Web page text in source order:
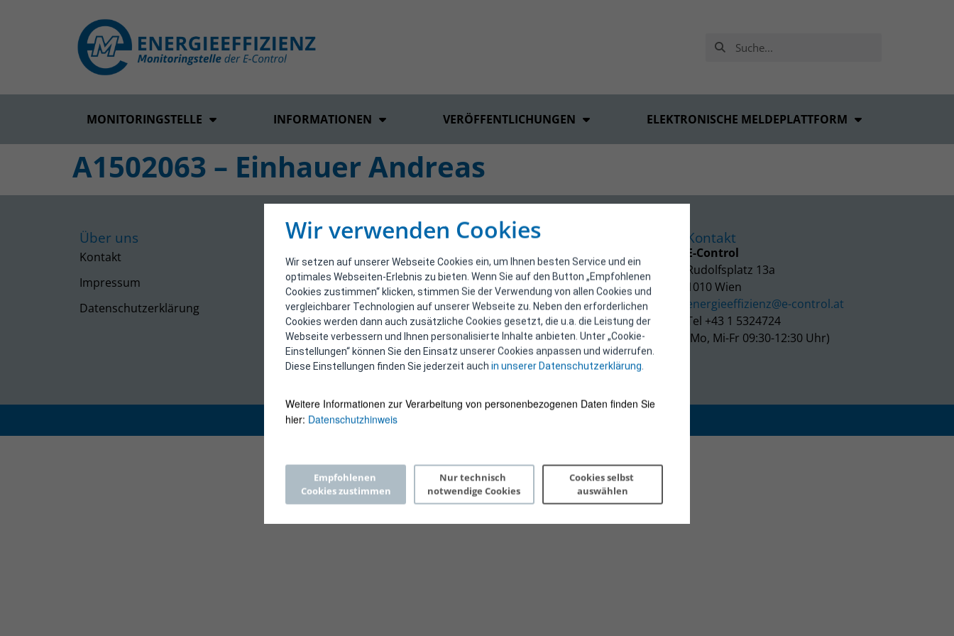
Wir verwenden Cookies
Wir setzen auf unserer Webseite Cookies ein, um Ihnen besten Service und ein
optimales Webseiten-Erlebnis zu bieten. Wenn Sie auf den Button „Empfohlenen
Cookies zustimmen“ klicken, stimmen Sie der Verwendung von allen Cookies und
vergleichbarer Technologien auf unserer Webseite zu. Neben den erforderlichen
Cookies werden dann auch zusätzliche Cookies gesetzt, die u.a. die Leistung der
Webseite verbessern und Ihnen personalisierte Inhalte anbieten. Unter „Cookie-
Einstellungen“ können Sie den Einsatz unserer Cookies anpassen und widerrufen.
Diese Einstellungen finden Sie jederzeit auch in unserer Datenschutzerklärung.
Weitere Informationen zur Verarbeitung von personenbezogenen Daten finden Sie
hier: Datenschutzhinweis
Empfohlenen
Cookies zustimmen
Nur technisch
notwendige Cookies
Cookies selbst
auswählen
MONITORINGSTELLE INFORMATIONEN VERÖFFENTLICHUNGEN ELEKTRONISCHE MELDEPLATTFORM
A1502063 – Einhauer Andreas
Über uns
Kontakt
Impressum
Datenschutzerklärung
Kontakt
E-Control
Rudolfsplatz 13a
1010 Wien
energieeffizienz@e-control.at
Tel +43 1 5324724
(Mo, Mi-Fr 09:30-12:30 Uhr)